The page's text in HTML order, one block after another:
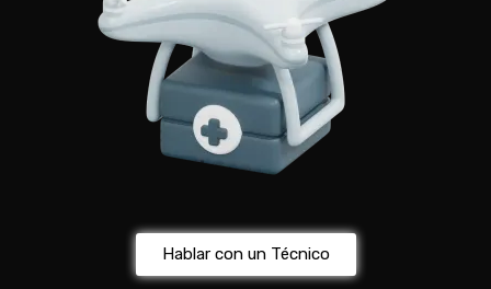
Hablar con un Técnico